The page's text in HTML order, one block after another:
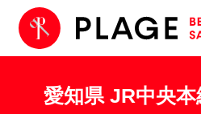
愛知県 JR中央